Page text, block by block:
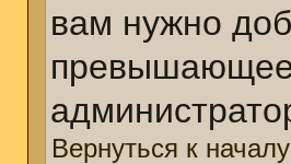
вам нужно
превышающее
Вернуться к началу